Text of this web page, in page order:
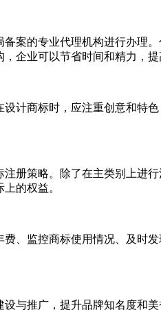
案的专业代理机构进行办理
企业可以节省时间和精力，提
计商标时，应注重创意和特
册策略。除了在主类别上进
的权益。
、监控商标使用情况、及时
与推广，提升品牌知名度和